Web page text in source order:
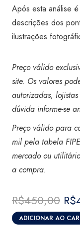
Após esta análise
descrições dos
ilustrações
Preço válido
site. Os valores
autorizadas,
dúvida informe-se
Preço válido para
mil pela tabela
mercado ou
a compra.
R$450,00 O
R$
Vistoria
ADICIONAR AO